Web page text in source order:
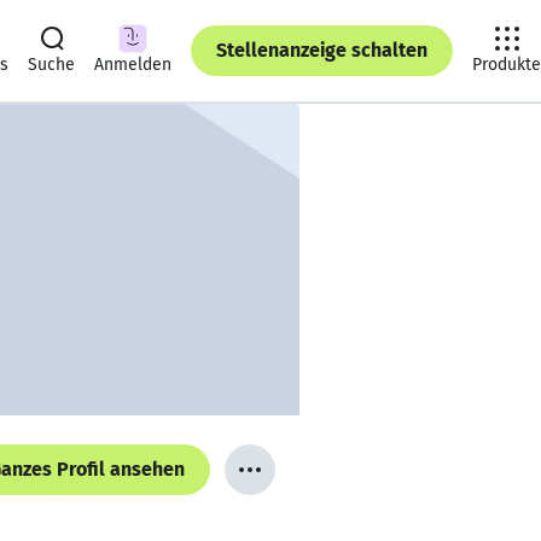
Suche Anmelden
Stellenanzeige schalten
Produkte
Profil ansehen